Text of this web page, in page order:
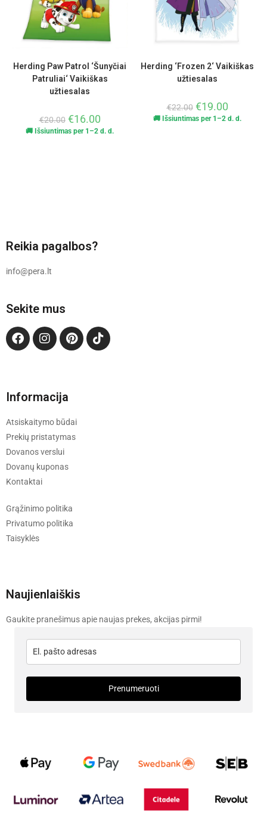
Herding Paw Patrol ‘Šunyčiai
Patruliai‘ Vaikiškas
užtiesalas
€20.00 €16.00
🚚 Išsiuntimas per 1–2 d. d.
Herding ‘Frozen 2‘ Vaikiškas
užtiesalas
€22.00 €19.00
🚚 Išsiuntimas per 1–2 d. d.
Reikia pagalbos?
info@pera.lt
Sekite mus
Informacija
Atsiskaitymo būdai
Prekių pristatymas
Dovanos verslui
Dovanų kuponas
Kontaktai
Grąžinimo politika
Privatumo politika
Taisyklės
Naujienlaiškis
Gaukite pranešimus apie naujas prekes, akcijas pirmi!
Prenumeruoti